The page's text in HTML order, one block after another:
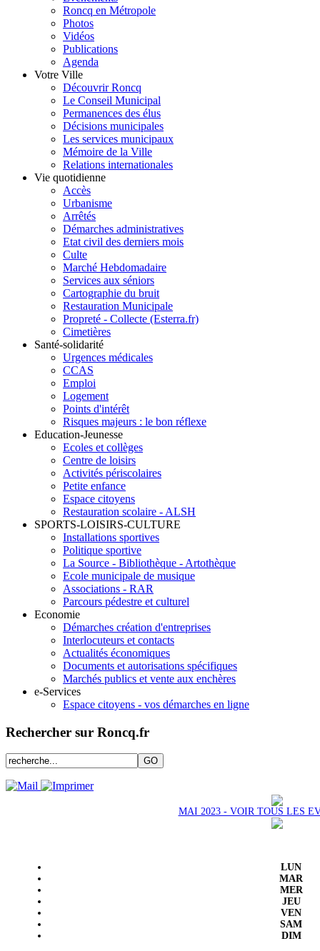
Roncq en Métropole
Photos
Vidéos
Publications
Agenda
Votre Ville
Découvrir Roncq
Le Conseil Municipal
Permanences des élus
Décisions municipales
Les services municipaux
Mémoire de la Ville
Relations internationales
Vie quotidienne
Accès
Urbanisme
Arrêtés
Démarches administratives
Etat civil des derniers mois
Culte
Marché Hebdomadaire
Services aux séniors
Cartographie du bruit
Restauration Municipale
Propreté - Collecte (Esterra.fr)
Cimetières
Santé-solidarité
Urgences médicales
CCAS
Emploi
Logement
Points d'intérêt
Risques majeurs : le bon réflexe
Education-Jeunesse
Ecoles et collèges
Centre de loisirs
Activités périscolaires
Petite enfance
Espace citoyens
Restauration scolaire - ALSH
SPORTS-LOISIRS-CULTURE
Installations sportives
Politique sportive
La Source - Bibliothèque - Artothèque
Ecole municipale de musique
Associations - RAR
Parcours pédestre et culturel
Economie
Démarches création d'entreprises
Interlocuteurs et contacts
Actualités économiques
Documents et autorisations spécifiques
Marchés publics et vente aux enchères
e-Services
Espace citoyens - vos démarches en ligne
Rechercher sur Roncq.fr
MAI 2023 - VOIR TOUS LES
LUN
MAR
MER
JEU
VEN
SAM
DIM